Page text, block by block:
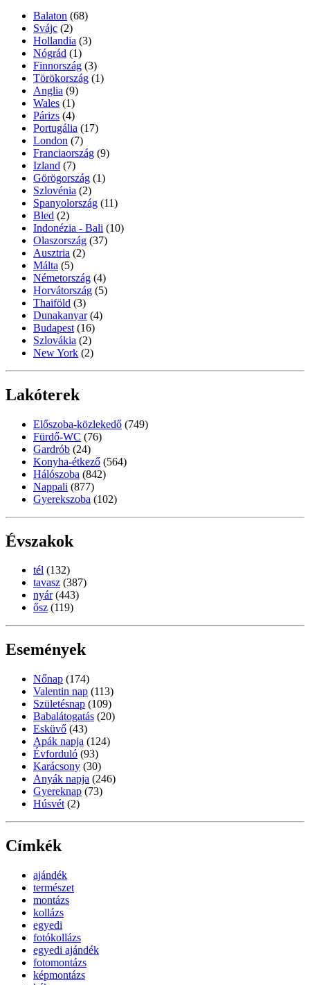
Balaton (68)
Svájc (2)
Hollandia (3)
Nógrád (1)
Finnország (3)
Törökország (1)
Anglia (9)
Wales (1)
Párizs (4)
Portugália (17)
London (7)
Franciaország (9)
Izland (7)
Görögország (1)
Szlovénia (2)
Spanyolország (11)
Bled (2)
Indonézia - Bali (10)
Olaszország (37)
Ausztria (2)
Málta (5)
Németország (4)
Horvátország (5)
Thaiföld (3)
Dunakanyar (4)
Budapest (16)
Szlovákia (2)
New York (2)
Lakóterek
Előszoba-közlekedő (749)
Fürdő-WC (76)
Gardrób (24)
Konyha-étkező (564)
Hálószoba (842)
Nappali (877)
Gyerekszoba (102)
Évszakok
tél (132)
tavasz (387)
nyár (443)
ősz (119)
Események
Nőnap (174)
Valentin nap (113)
Születésnap (109)
Babalátogatás (20)
Esküvő (43)
Apák napja (124)
Évforduló (93)
Karácsony (30)
Anyák napja (246)
Gyereknap (73)
Húsvét (2)
Címkék
ajándék
természet
montázs
kollázs
egyedi
fotókollázs
egyedi ajándék
fotomontázs
képmontázs